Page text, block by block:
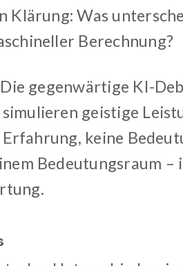
Klärung: Was
Berechnung?
gegenwärtige KI-
geistige
keine
Bedeutungsraum –